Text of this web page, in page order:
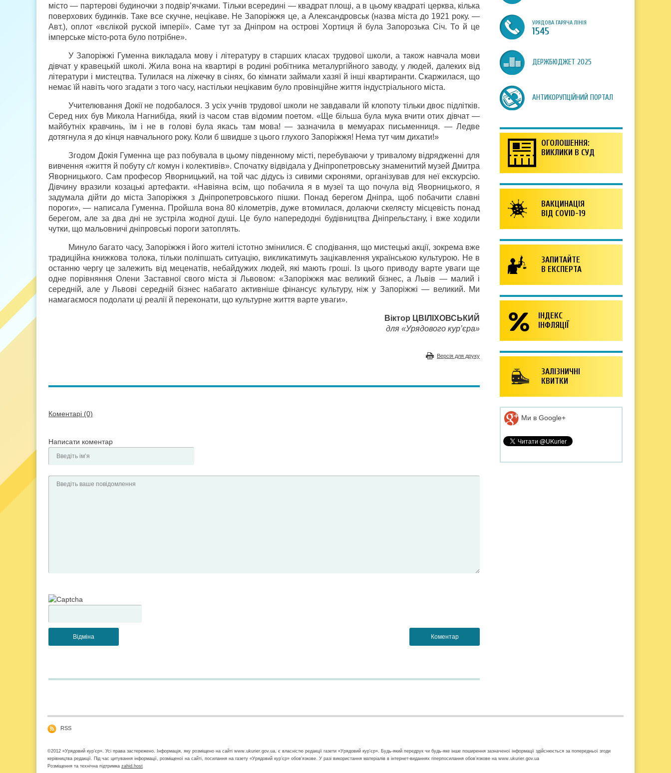
місто — партерові будиночки з подвір’ячками. Тільки всередині — квадрат площі, а в цьому квадраті церква, кілька
поверхових будинків. Таке все скучне, нецікаве. Не Запоріжжя це, а Александровськ (назва міста до 1921 року. —
Авт.), оплот «вєлікой руской імперії». Саме тут за Дніпром на острові Хортиця й була Запорозька Січ. То й це
імперське місто-рота було потрібне».
У Запоріжжі Гуменна викладала мову і літературу в старших класах трудової школи, а також навчала мови
дівчат у кравецькій школі. Жила вона на квартирі в родині робітника металургійного заводу, у людей, далеких від
літератури і мистецтва. Тулилася на ліжечку в сінях, бо кімнати займали хазяї й інші квартиранти. Скаржилася, що
немає їй навіть чого згадати з того часу, настільки нецікавим було провінційне життя індустріального міста.
Учителювання Докії не подобалося. З усіх учнів трудової школи не завдавали їй клопоту тільки двоє підлітків.
Серед них був Микола Нагнибіда, який із часом став відомим поетом. «Ще більша була мука вчити отих дівчат —
майбутніх кравчинь, їм і не в голові була якась там мова! — зазначила в мемуарах письменниця. — Ледве
дотягнула я до кінця навчального року. Коли б швидше з цього глухого Запоріжжя! Нема тут чим дихати!»
Згодом Докія Гуменна ще раз побувала в цьому південному місті, перебуваючи у тривалому відрядженні для
вивчення «життя й побуту с/г комун і колективів». Спочатку відвідала у Дніпропетровську знаменитий музей Дмитра
Яворницького. Сам професор Яворницький, на той час дідусь із сивими скронями, організував для неї екскурсію.
Дівчину вразили козацькі артефакти. «Навіяна всім, що побачила я в музеї та що почула від Яворницького, я
задумала дійти до міста Запоріжжя з Дніпропетровського пішки. Понад берегом Дніпра, щоб побачити славні
пороги», — написала Гуменна. Пройшла вона 80 кілометрів, дуже втомилася, долаючи скелясту місцевість понад
берегом, але за два дні не зустріла жодної душі. Це було напередодні будівництва Дніпрельстану, і вже ходили
чутки, що мальовничі дніпровські пороги затоплять.
Минуло багато часу, Запоріжжя і його жителі істотно змінилися. Є сподівання, що мистецькі акції, зокрема вже
традиційна книжкова толока, тільки поліпшать ситуацію, викликатимуть зацікавлення українською культурою. Не в
останню чергу це залежить від меценатів, небайдужих людей, які мають гроші. Із цього приводу варте уваги ще
одне порівняння Олени Заставної свого міста зі Львовом: «Запоріжжя має великий бізнес, а Львів — малий і
середній, але у Львові середній бізнес набагато активніше фінансує культуру, ніж у Запоріжжі — великий. Ми
намагаємося подолати ці реалії й переконати, що культурне життя варте уваги».
Віктор ЦВІЛІХОВСЬКИЙ
для «Урядового кур’єра»
Версія для друку
Коментарі (0)
Написати коментар
УРЯДОВА ГАРЯЧА ЛІНІЯ
1545
ДЕРЖБЮДЖЕТ 2025
АНТИКОРУПЦІЙНИЙ ПОРТАЛ
ОГОЛОШЕННЯ:
ВИКЛИКИ В СУД
ВАКЦИНАЦІЯ
ВІД COVID-19
ЗАПИТАЙТЕ
В ЕКСПЕРТА
ІНДЕКС
ІНФЛЯЦІЇ
ЗАЛІЗНИЧНІ
КВИТКИ
Ми в Google+
RSS
©2012 «Урядовий кур’єр». Усі права застережено. Інформація, яку розміщено на сайті www.ukurier.gov.ua, є власністю редакції газети «Урядовий кур'єр». Будь-який передрук чи будь-яке інше поширення зазначеної інформації здійснюється за попередньої згоди
керівництва редакції. Під час цитування інформації, розміщеної на сайті, посилання на газету «Урядовий кур’єр» обов'язкове. У разі використання матеріалів в інтернет-виданнях гіперпосилання обов’язкове на www.ukurier.gov.ua
Розміщення та технічна підтримка zahid.host